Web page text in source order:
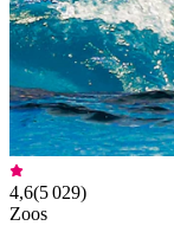
4,6(5 029)
Zoos